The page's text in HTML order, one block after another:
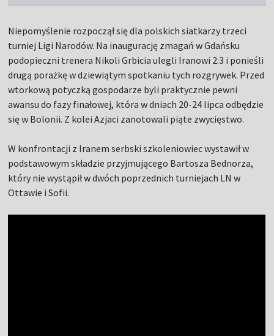
Niepomyślenie rozpoczął się dla polskich siatkarzy trzeci
turniej Ligi Narodów. Na inaugurację zmagań w Gdańsku
podopieczni trenera Nikoli Grbicia ulegli Iranowi 2:3 i ponieśli
drugą porażkę w dziewiątym spotkaniu tych rozgrywek. Przed
wtorkową potyczką gospodarze byli praktycznie pewni
awansu do fazy finałowej, która w dniach 20-24 lipca odbędzie
się w Bolonii. Z kolei Azjaci zanotowali piąte zwycięstwo.
W konfrontacji z Iranem serbski szkoleniowiec wystawił w
podstawowym składzie przyjmującego Bartosza Bednorza,
który nie wystąpił w dwóch poprzednich turniejach LN w
Ottawie i Sofii.